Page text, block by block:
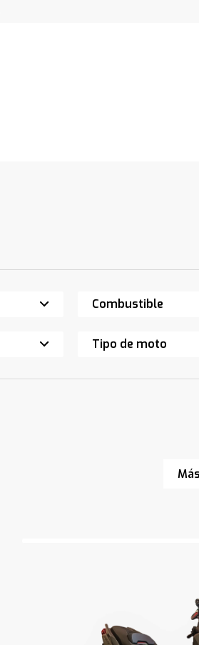
Combustible
Tipo de moto